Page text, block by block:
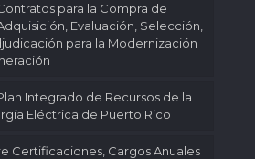
para la Compra de
Evaluación, Selección,
para la Modernización
Integrado de Recursos de la
Eléctrica de Puerto Rico
Certificaciones, Cargos Anuales